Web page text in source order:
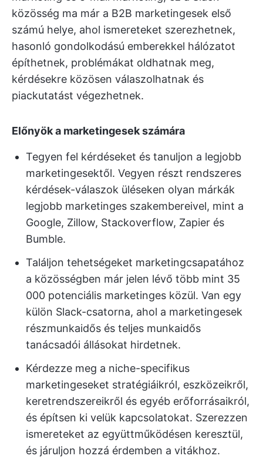
közösség ma már a B2B marketingesek első
számú helye, ahol ismereteket szerezhetnek,
hasonló gondolkodású emberekkel hálózatot
építhetnek, problémákat oldhatnak meg,
kérdésekre közösen válaszolhatnak és
piackutatást végezhetnek.
Előnyök a marketingesek számára
Tegyen fel kérdéseket és tanuljon a legjobb
marketingesektől. Vegyen részt rendszeres
kérdések-válaszok üléseken olyan márkák
legjobb marketinges szakembereivel, mint a
Google, Zillow, Stackoverflow, Zapier és
Bumble.
Találjon tehetségeket marketingcsapatához
a közösségben már jelen lévő több mint 35
000 potenciális marketinges közül. Van egy
külön Slack-csatorna, ahol a marketingesek
részmunkaidős és teljes munkaidős
tanácsadói állásokat hirdetnek.
Kérdezze meg a niche-specifikus
marketingeseket stratégiáikról, eszközeikről,
keretrendszereikről és egyéb erőforrásaikról,
és építsen ki velük kapcsolatokat. Szerezzen
ismereteket az együttműködésen keresztül,
és járuljon hozzá érdemben a vitákhoz.